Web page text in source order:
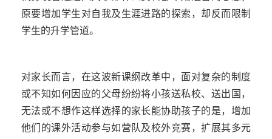
原要增加学生对自我及生涯进路的探索，却反而限制
学生的升学管道。
对家长而言，在这波新课纲改革中，面对复杂的制度
或不知如何因应的父母纷纷将小孩送私校、送出国，
无法或不想作这样选择的家长能协助孩子的是，增加
他们的课外活动参与如营队及校外竞赛，扩展其多元